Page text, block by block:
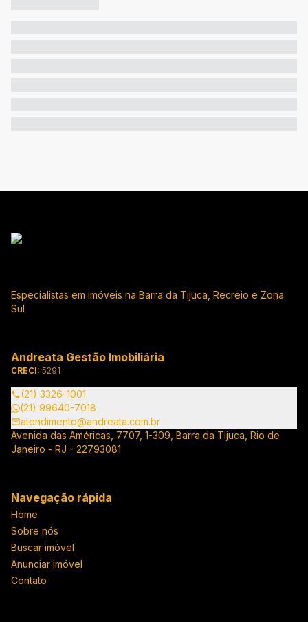
Especialistas em imóveis na Barra da Tijuca, Recreio e Zona
Sul
Andreata Gestão Imobiliária
CRECI: 5291
(21) 3326-1001
(21) 99640-7018
atendimento@andreata.com.br
Avenida das Américas, 7707, 1-309, Barra da Tijuca, Rio de
Janeiro - RJ - 22793081
Navegação rápida
Home
Sobre nós
Buscar imóvel
Anunciar imóvel
Contato